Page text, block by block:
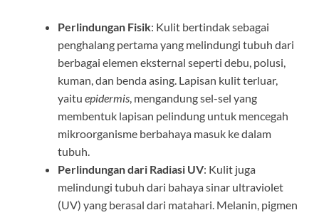
Perlindungan Fisik: Kulit bertindak sebagai
penghalang pertama yang melindungi tubuh dari
berbagai elemen eksternal seperti debu, polusi,
kuman, dan benda asing. Lapisan kulit terluar,
yaitu epidermis, mengandung sel-sel yang
membentuk lapisan pelindung untuk mencegah
mikroorganisme berbahaya masuk ke dalam
tubuh.
Perlindungan dari Radiasi UV: Kulit juga
melindungi tubuh dari bahaya sinar ultraviolet
(UV) yang berasal dari matahari. Melanin, pigmen